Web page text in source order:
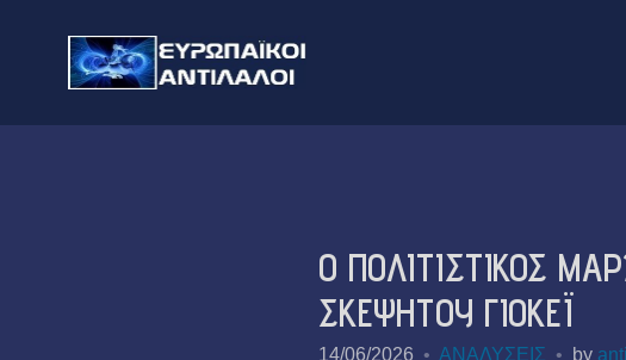
Ο ΠΟΛΙΤΙΣΤΙΚΟΣ
ΣΚΕΨΗΤΟΥ ΓΙΟΚΕΪ
14/06/2026 ΑΝΑΛΥΣΕΙΣ by